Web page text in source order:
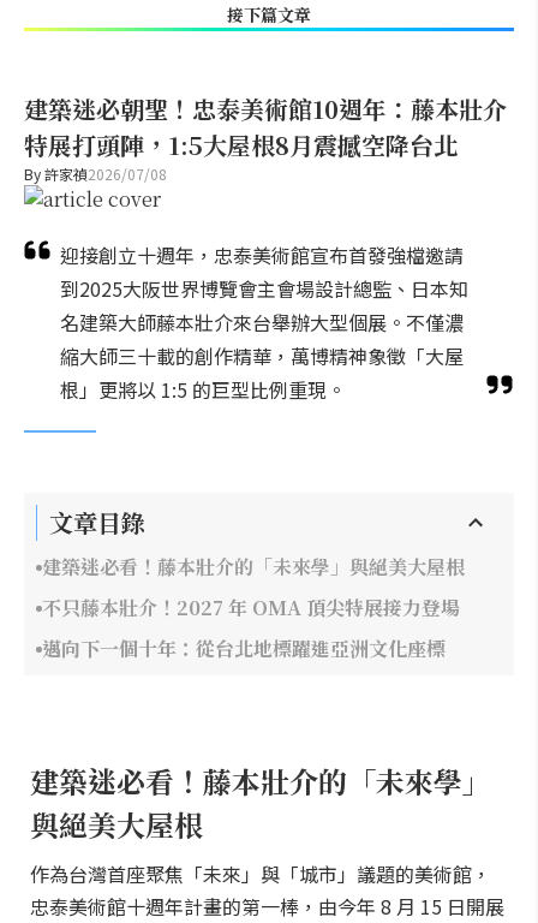
接下篇文章
建築迷必朝聖！忠泰美術館10週年：藤本壯介
特展打頭陣，1:5大屋根8月震撼空降台北
By許家禎2026/07/08
迎接創立十週年，忠泰美術館宣布首發強檔邀請
到2025大阪世界博覽會主會場設計總監、日本知
名建築大師藤本壯介來台舉辦大型個展。不僅濃
縮大師三十載的創作精華，萬博精神象徵「大屋
根」更將以 1:5 的巨型比例重現。
文章目錄
建築迷必看！藤本壯介的「未來學」與絕美大屋根
不只藤本壯介！2027 年 OMA 頂尖特展接力登場
邁向下一個十年：從台北地標躍進亞洲文化座標
建築迷必看！藤本壯介的「未來學」
與絕美大屋根
作為台灣首座聚焦「未來」與「城市」議題的美術館，
忠泰美術館十週年計畫的第一棒，由今年 8 月 15 日開展